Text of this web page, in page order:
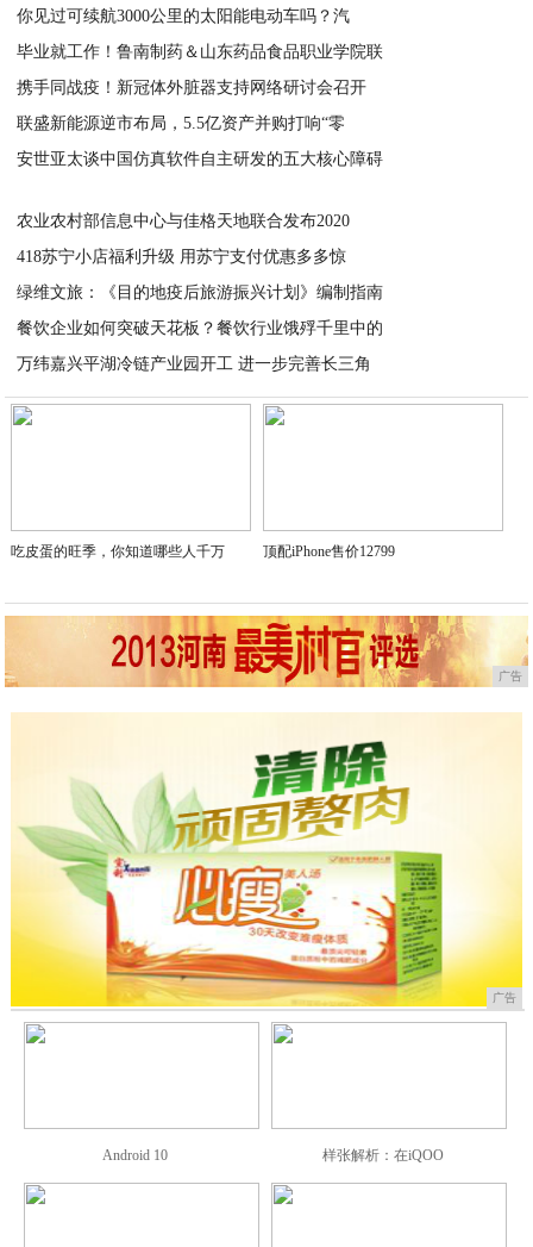
你见过可续航3000公里的太阳能电动车吗？汽
毕业就工作！鲁南制药＆山东药品食品职业学院联
携手同战疫！新冠体外脏器支持网络研讨会召开
联盛新能源逆市布局，5.5亿资产并购打响“零
安世亚太谈中国仿真软件自主研发的五大核心障碍
农业农村部信息中心与佳格天地联合发布2020
418苏宁小店福利升级 用苏宁支付优惠多多惊
绿维文旅：《目的地疫后旅游振兴计划》编制指南
餐饮企业如何突破天花板？餐饮行业饿殍千里中的
万纬嘉兴平湖冷链产业园开工 进一步完善长三角
2020-04-01
吃皮蛋的旺季，你知道哪些人千万 顶配iPhone售价12799
广告
广告
Android 10 样张解析：在iQOO